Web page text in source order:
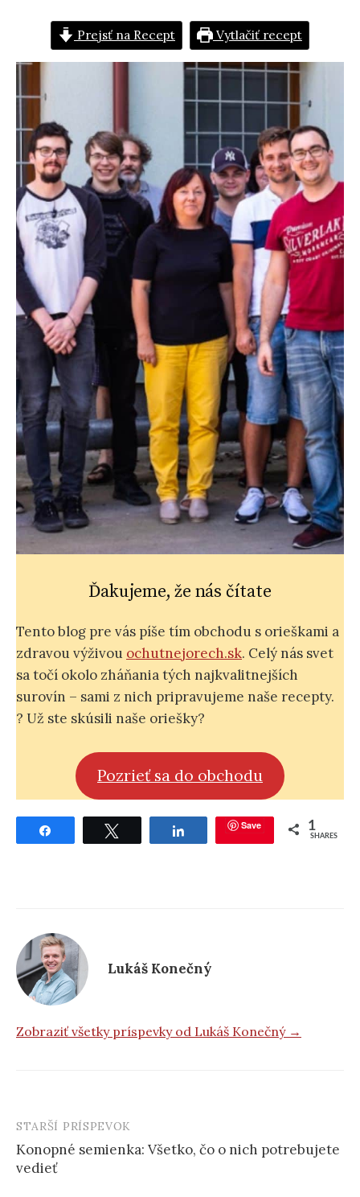
Prejsť na Recept Vytlačiť recept
Ďakujeme, že nás čítate
Tento blog pre vás píše tím obchodu s orieškami a
zdravou výživou ochutnejorech.sk. Celý nás svet
sa točí okolo zháňania tých najkvalitnejších
surovín – sami z nich pripravujeme naše recepty.
? Už ste skúsili naše oriešky?
Pozrieť sa do obchodu
Save 1
SHARES
Lukáš Konečný
Zobraziť všetky príspevky od Lukáš Konečný →
Post
navigation
STARŠÍ PRÍSPEVOK
Konopné semienka: Všetko, čo o nich potrebujete
vedieť